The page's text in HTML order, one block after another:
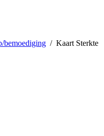
bemoediging / Kaart Sterkte